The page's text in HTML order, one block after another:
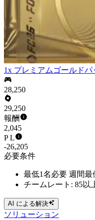
1x プレミアムゴールドパ
28,250
29,250
報酬
2,045
P L
-26,205
必要条件
最低1名必要 週間
チームレート: 85以
AI による解決
ソリューション